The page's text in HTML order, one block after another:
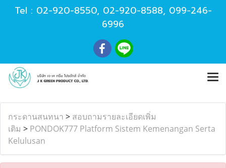
Tel : 02-920-8550, 02-920-8588, 099-246-
6996
กระดานสนทนา > สอบถามรายละเอียดเพิ่ม
เติม > PONDOK777 Platform Sistem Kemenangan Serta
Kelulusan